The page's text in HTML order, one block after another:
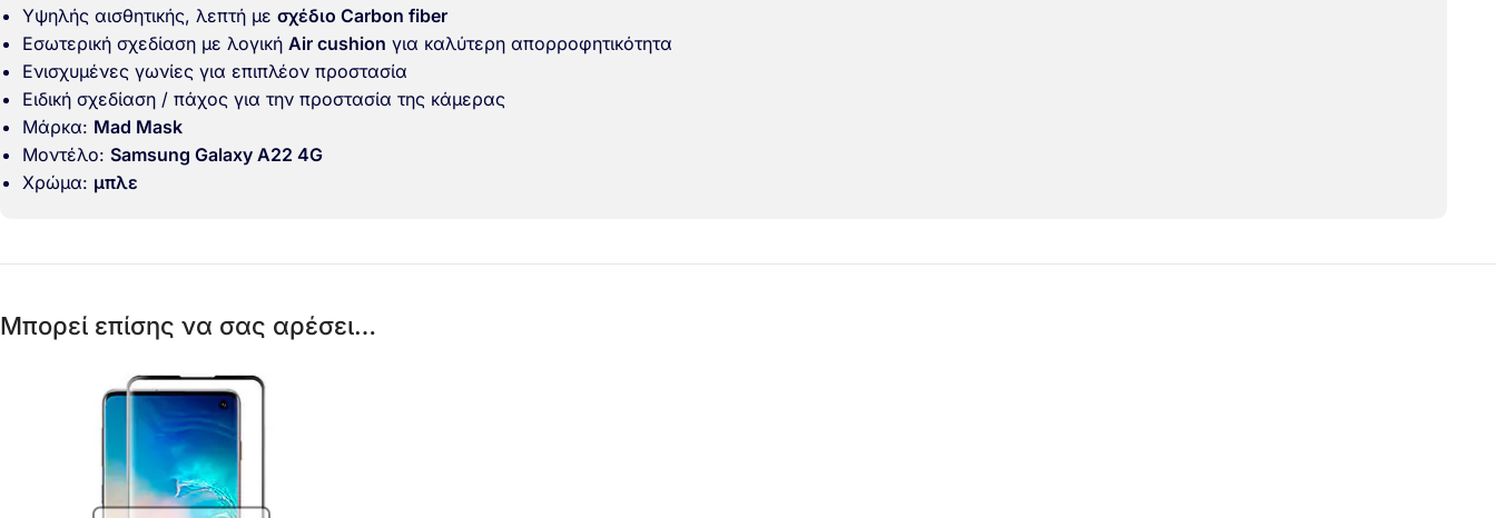
Υψηλής αισθητικής, λεπτή με σχέδιο Carbon fiber
Εσωτερική σχεδίαση με λογική Air cushion για καλύτερη απορροφητικότητα
Ενισχυμένες γωνίες για επιπλέον προστασία
Ειδική σχεδίαση / πάχος για την προστασία της κάμερας
Μάρκα: Mad Mask
Μοντέλο: Samsung Galaxy A22 4G
Χρώμα: μπλε
Μπορεί επίσης να σας αρέσει…